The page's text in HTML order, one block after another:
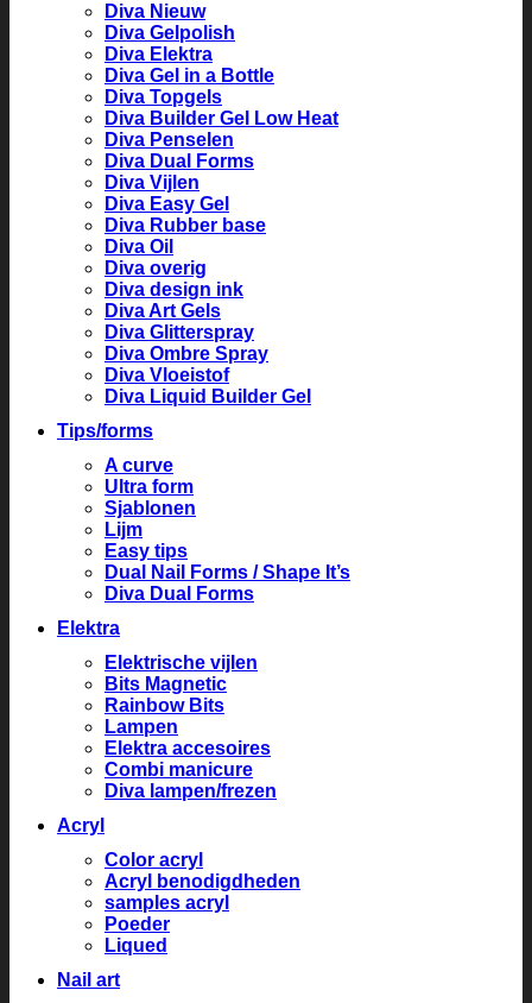
Diva Nieuw
Diva Gelpolish
Diva Elektra
Diva Gel in a Bottle
Diva Topgels
Diva Builder Gel Low Heat
Diva Penselen
Diva Dual Forms
Diva Vijlen
Diva Easy Gel
Diva Rubber base
Diva Oil
Diva overig
Diva design ink
Diva Art Gels
Diva Glitterspray
Diva Ombre Spray
Diva Vloeistof
Diva Liquid Builder Gel
Tips/forms
A curve
Ultra form
Sjablonen
Lijm
Easy tips
Dual Nail Forms / Shape It’s
Diva Dual Forms
Elektra
Elektrische vijlen
Bits Magnetic
Rainbow Bits
Lampen
Elektra accesoires
Combi manicure
Diva lampen/frezen
Acryl
Color acryl
Acryl benodigdheden
samples acryl
Poeder
Liqued
Nail art